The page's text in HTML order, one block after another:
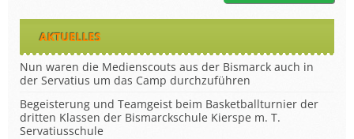
AKTUELLES
Nun waren die Medienscouts aus der Bismarck auch in
der Servatius um das Camp durchzuführen
Begeisterung und Teamgeist beim Basketballturnier der
dritten Klassen der Bismarckschule Kierspe m. T.
Servatiusschule